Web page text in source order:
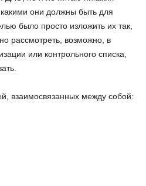
они должны быть для
было просто изложить их так,
рассмотреть, возможно, в
или контрольного списка,
взаимосвязанных между собой: